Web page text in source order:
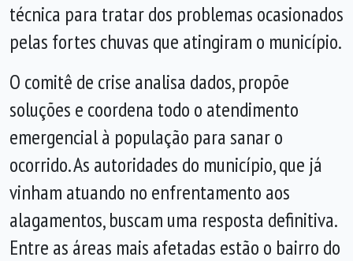
técnica para tratar dos problemas ocasionados
pelas fortes chuvas que atingiram o município.
O comitê de crise analisa dados, propõe
soluções e coordena todo o atendimento
emergencial à população para sanar o
ocorrido. As autoridades do município, que já
vinham atuando no enfrentamento aos
alagamentos, buscam uma resposta definitiva.
Entre as áreas mais afetadas estão o bairro do